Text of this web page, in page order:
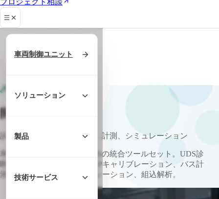
プロジェクト相談
車両制御ユニット
ソリューション
製品
技術サービス
/ 製品
開発ツール
開発ツール
診断、キャリブレーション、計測、シミュレーション
車載ソフトウェア検証のための統合ツールセット。UDS診
断、ECUリフラッシュ、XCPキャリブレーション、バス計
測、バーチャルECUシミュレーション、組込解析。